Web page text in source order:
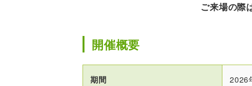
ご来場の際
開催概要
期間 2026